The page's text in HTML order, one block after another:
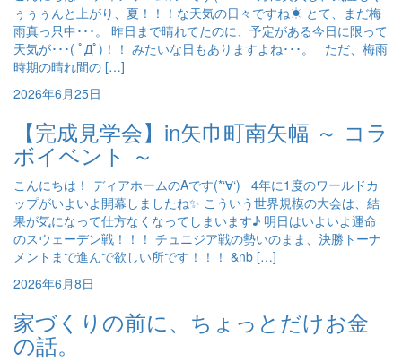
ぅぅぅんと上がり、夏！！！な天気の日々ですね☀ とて、まだ梅
雨真っ只中･･･。 昨日まで晴れてたのに、予定がある今日に限って
天気が･･･( ﾟДﾟ)！！ みたいな日もありますよね･･･。 ただ、梅雨
時期の晴れ間の […]
2026年6月25日
【完成見学会】in矢巾町南矢幅 ～ コラ
ボイベント ～
こんにちは！ ディアホームのAです(*‘∀‘) 4年に1度のワールドカ
ップがいよいよ開幕しましたね✨ こういう世界規模の大会は、結
果が気になって仕方なくなってしまいます♪ 明日はいよいよ運命
のスウェーデン戦！！！ チュニジア戦の勢いのまま、決勝トーナ
メントまで進んで欲しい所です！！！ &nb […]
2026年6月8日
家づくりの前に、ちょっとだけお金
の話。